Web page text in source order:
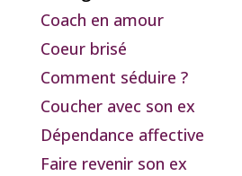
Coach en amour
Coeur brisé
Comment séduire ?
Coucher avec son ex
Dépendance affective
Faire revenir son ex